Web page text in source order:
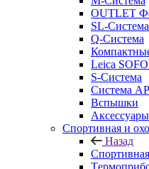
OUTLET
SL-Система
Q-Cистема
Leica
S-Система
Система
Вспышки
Аксессуары
Спортивная и
Назад